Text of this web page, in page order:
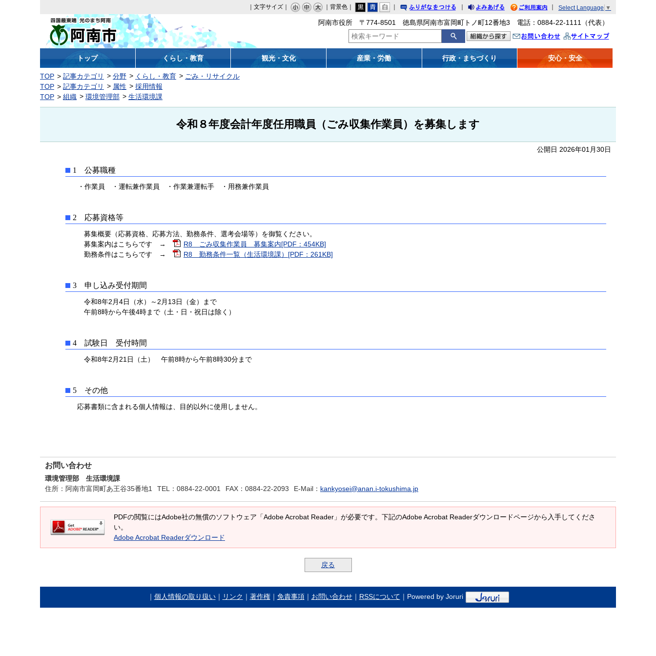
｜文字サイズ｜ ｜背景色｜
｜
りがなをつける
｜
みあげる
利用案内
｜ Select Language ▼
阿南市
阿南市役所 〒774-8501 徳島県阿南市富岡町トノ町12番地3 電話：0884-22-1111（代表）
問い合わせ イトマップ
トップ くらし・教育 観光・文化 産業・労働 行政・まちづくり 安心・安全
TOP 記事カテゴリ 分野 くらし・教育
ごみ・リサイクル
TOP
記事カテゴリ 属性
採用情報
TOP
組織 環境管理部 生活環境課
令和８年度会計年度任用職員（ごみ収集作業員）を募集します
公開日 2026年01月30日
1 公募職種
・作業員 ・運転兼作業員 ・作業兼運転手 ・用務兼作業員
2 応募資格等
募集概要（応募資格、応募方法、勤務条件、選考会場等）を御覧ください。
募集案内はこちらです →
R8 ごみ収集作業員 募集案内[PDF：454KB]
勤務条件はこちらです →
R8 勤務条件一覧（生活環境課）[PDF：261KB]
3 申し込み受付期間
令和8年2月4日（水）～2月13日（金）まで
午前8時から午後4時まで（土・日・祝日は除く）
4 試験日 受付時間
令和8年2月21日（土） 午前8時から午前8時30分まで
5 その他
応募書類に含まれる個人情報は、目的以外に使用しません。
お問い合わせ
環境管理部 生活環境課
住所 ：阿南市富岡町あ王谷35番地1 TEL ：0884-22-0001 FAX ：0884-22-2093 E-Mail ： kankyosei@anan.i-tokushima.jp
PDFの閲覧にはAdobe社の無償のソフトウェア「Adobe Acrobat Reader」が必要です。下記のAdobe Acrobat Readerダウンロードページから入手してくださ
い。
Adobe Acrobat Readerダウンロード
戻る
｜ 個人情報の取り扱い｜ リンク ｜ 著作権｜ 免責事項｜ お問い合わせ｜ RSSについて ｜Powered by Joruri